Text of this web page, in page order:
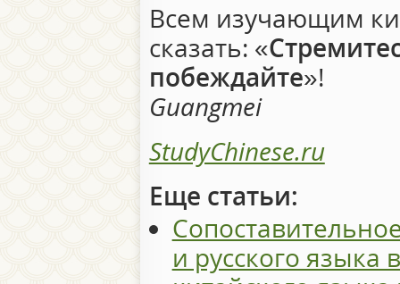
Всем изучающим
сказать: «
побеждайте»!
Guangmei
StudyChinese.ru
Еще статьи:
и русского языка